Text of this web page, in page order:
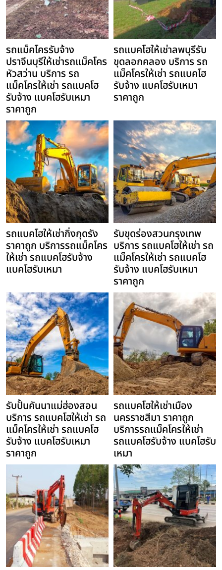
รถแม็คโครรับจ้าง
ปราจีนบุรีให้เช่ารถแม็คโคร
หัวสว่าน บริการ รถ
แม็คโครให้เช่า รถแบคโฮ
รับจ้าง แบคโฮรับเหมา
ราคาถูก
รถแบคโฮให้เช่าลพบุรีรับ
ขุดลอกคลอง บริการ รถ
แม็คโครให้เช่า รถแบคโฮ
รับจ้าง แบคโฮรับเหมา
ราคาถูก
รถแบคโฮให้เช่ากิ่งกุดรัง
ราคาถูก บริการรถแม็คโคร
ให้เช่า รถแบคโฮรับจ้าง
แบคโฮรับเหมา
รับขุดร่องสวนกรุงเทพ
บริการ รถแบคโฮให้เช่า รถ
แม็คโครให้เช่า รถแบคโฮ
รับจ้าง แบคโฮรับเหมา
ราคาถูก
รับปั้นคันนาแม่ฮ่องสอน
บริการ รถแบคโฮให้เช่า รถ
แม็คโครให้เช่า รถแบคโฮ
รับจ้าง แบคโฮรับเหมา
ราคาถูก
รถแบคโฮให้เช่าเมือง
นครราชสีมา ราคาถูก
บริการรถแม็คโครให้เช่า
รถแบคโฮรับจ้าง แบคโฮรับ
เหมา